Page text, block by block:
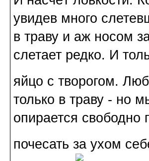
увидев много
в траву и аж носом
слетает редко. И
яйцо с творогом.
только в траву - но
опирается
почесать за ухом